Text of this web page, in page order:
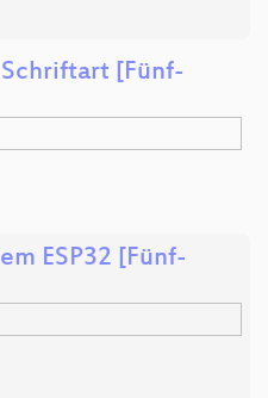
[Fünf-
ESP32 [Fünf-